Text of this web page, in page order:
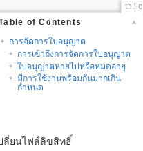
th:lic
of Contents
การจัดการใบอนุญาต
การเข้าถึงการจัดการใบอนุญาต
ใบอนุญาตหายไปหรือหมดอายุ
มีการใช้งานพร้อมกันมากเกิน
กำหนด
ลี่ยนไฟล์ลิขสิทธิ์